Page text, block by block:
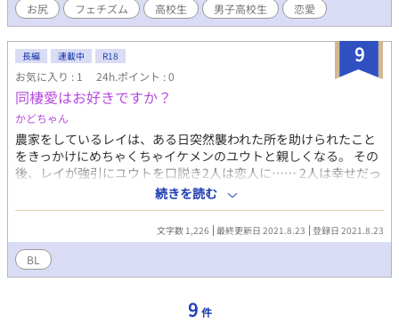
お尻
フェチズム 高校生 男子高校生 恋愛
9
長編 連載中 R18
お気に入り : 1 24h.ポイント : 0
同棲愛はお好きですか？
かどちゃん
農家をしているレイは、ある日突然襲われた所を助けられたこと
をきっかけにめちゃくちゃイケメンのユウトと親しくなる。 その
後、レイが強引にユウトを口説き2人は恋人に…… 2人は幸せだっ
た。 しかしある日、ユウトの狩先輩の話を聞いてしまう。 【ユウ
トには彼がいるから……】と。 美顔狩人×農家から狩人に転職人
グイグイ激しい攻めと、気弱なタイプの受け。 攻めはユニフォー
ム大好きな変態。中盤濃厚な絡み予定です。 最近ネタ思いつかな
いので書いてみました。 ※世界観独特です ※2人は一応同い年の
設定です。 ※ミルクプレイあり ※あらすじ等の確認の上、平気な
続きを読む
文字数 1,226 最終更新日 2021.8.23 登録日 2021.8.23
BL
9 件